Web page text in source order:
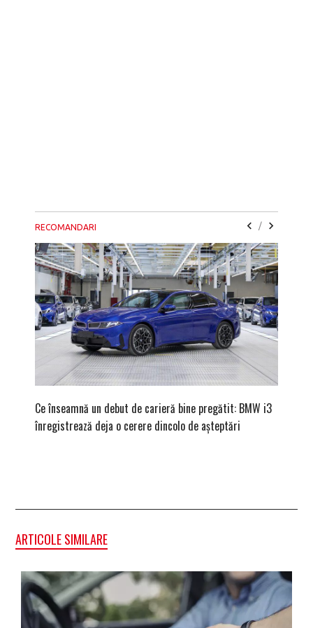
RECOMANDARI /
Ce înseamnă un debut de carieră bine pregătit: BMW i3
înregistrează deja o cerere dincolo de așteptări
ARTICOLE SIMILARE